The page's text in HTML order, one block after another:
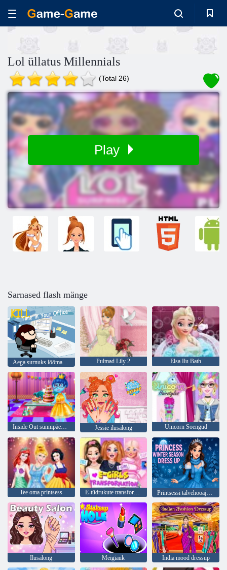
Lol üllatus Millennials
(Total 26)
Play
Sarnased flash mänge
Aega surnuks lööma kontoris Pulmad Lily 2 Elsa Ilu Bath
Inside Out sünnipäevapidu Jessie ilusalong Unicorn Soengud
Tee oma printsess E-tüdrukute transformatsioon Printsessi talvehooaja riietus
Ilusalong Meigiauk India mood dressup